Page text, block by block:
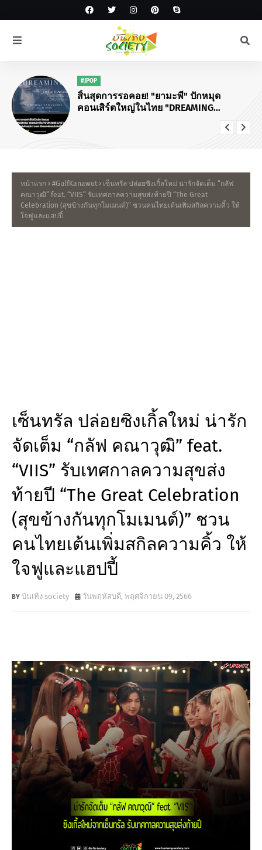
#JPOP
สิ้นสุดการรอคอย! "ยามะพี" ปักหมุด
คอนเสิร์ตใหญ่ในไทย "DREAMING
หน้าแรก #GulfKanawut
เซ็นทรัล ปล่อยซิงเกิ้ลใหม่ น่ารักจัดเต็ม “กลัฟ
คณาวุฒิ” feat. “VIIS” รับเทศกาลความสุขส่งท้ายปี “The Great
Celebration (สุขข้างกันทุกโมเมนต์)” ชวนคนไทยเต้นเพิ่มสกิลความคิ้ว ให้
ใจฟูและแฮปปี้
เซ็นทรัล ปล่อยซิงเกิ้ลใหม่ น่ารัก
จัดเต็ม “กลัฟ คณาวุฒิ” feat.
“VIIS” รับเทศกาลความสุขส่ง
ท้ายปี “The Great Celebration
(สุขข้างกันทุกโมเมนต์)” ชวน
คนไทยเต้นเพิ่มสกิลความคิ้ว ให้
ใจฟูและแฮปปี้
บันเทิง society วันพฤหัสบดี, พฤศจิกายน 09, 2566